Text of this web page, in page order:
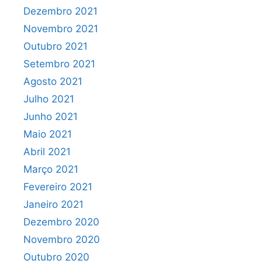
Dezembro 2021
Novembro 2021
Outubro 2021
Setembro 2021
Agosto 2021
Julho 2021
Junho 2021
Maio 2021
Abril 2021
Março 2021
Fevereiro 2021
Janeiro 2021
Dezembro 2020
Novembro 2020
Outubro 2020